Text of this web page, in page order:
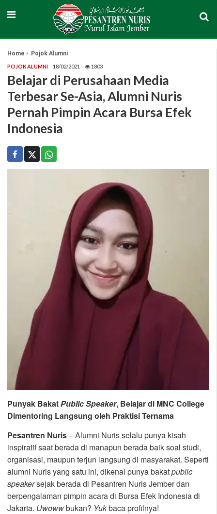
Home Pojok Alumni
POJOK ALUMNI 18/02/2021 1803
Belajar di Perusahaan Media
Terbesar Se-Asia, Alumni Nuris
Pernah Pimpin Acara Bursa Efek
Indonesia
Punyak BakatPublicSpeaker, Belajar di MNC College
Dimentoring Langsung oleh Praktisi Ternama
Pesantren Nuris– Alumni Nuris selalu punya kisah
inspiratif saat berada di manapun berada baik soal studi,
organisasi, maupun terjun langsung di masyarakat. Seperti
alumni Nuris yang satu ini, dikenal punya bakatpublic
speakersejak berada di Pesantren Nuris Jember dan
berpengalaman pimpin acara di Bursa Efek Indonesia di
Jakarta. Uwowwbukan? Yukbaca profilnya!